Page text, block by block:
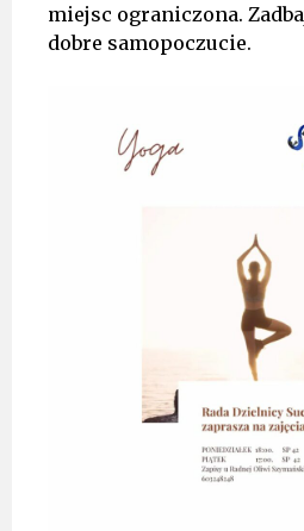
miejsc ograniczona.
dobre samopoczucie.